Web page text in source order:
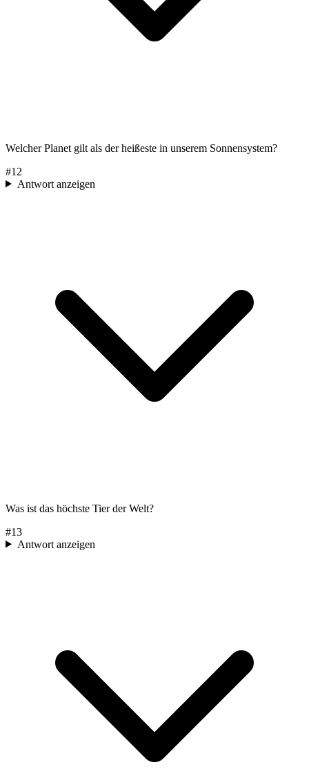
Welcher Planet gilt als der heißeste in unserem Sonnensystem?
#12
Antwort anzeigen
Was ist das höchste Tier der Welt?
#13
Antwort anzeigen